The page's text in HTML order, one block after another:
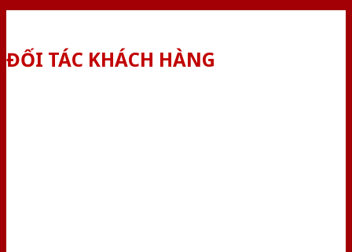
ĐỐI TÁC KHÁCH HÀNG